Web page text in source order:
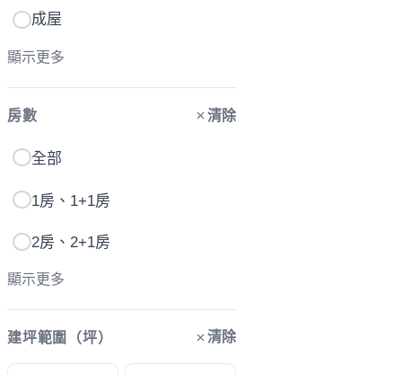
成屋
顯示更多
房數 清除
全部
1房、1+1房
2房、2+1房
顯示更多
建坪範圍（坪） 清除